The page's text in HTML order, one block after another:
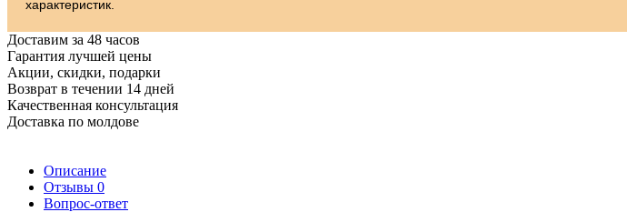
характеристик.
Доставим за 48 часов
Гарантия лучшей цены
Акции, скидки, подарки
Возврат в течении 14 дней
Качественная консультация
Доставка по молдове
Описание
Отзывы 0
Вопрос-ответ